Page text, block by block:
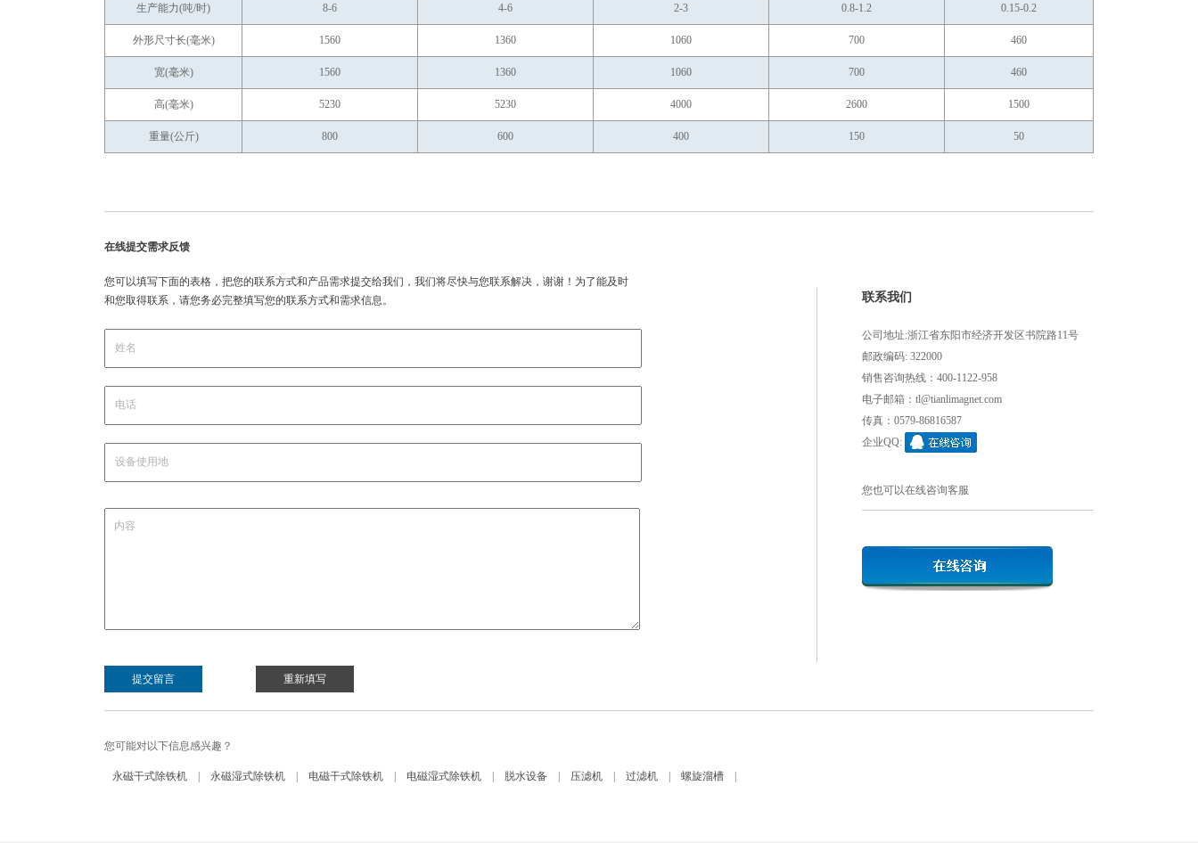
生产能力(吨/时) 8-6 4-6 2-3 0.8-1.2 0.15-0.2
外形尺寸长(毫米) 1560 1360 1060 700 460
宽(毫米) 1560 1360 1060 700 460
高(毫米) 5230 5230 4000 2600 1500
重量(公斤) 800 600 400 150 50
在线提交需求反馈
您可以填写下面的表格，把您的联系方式和产品需求提交给我们，我们将尽快与您联系解决，谢谢！为了能及时
和您取得联系，请您务必完整填写您的联系方式和需求信息。
联系我们
公司地址:浙江省东阳市经济开发区书院路11号
邮政编码: 322000
销售咨询热线：400-1122-958
电子邮箱：tl@tianlimagnet.com
传真：0579-86816587
企业QQ:
您也可以在线咨询客服
您可能对以下信息感兴趣？
永磁干式除铁机 永磁湿式除铁机 电磁干式除铁机 电磁湿式除铁机 脱水设备 压滤机 过滤机 螺旋溜槽